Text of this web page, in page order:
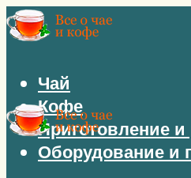
Чай
Кофе
Приготовление
Оборудование и